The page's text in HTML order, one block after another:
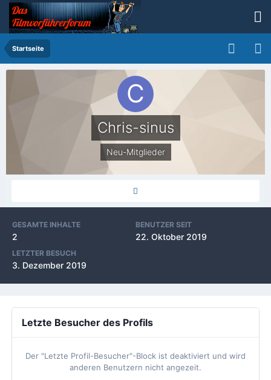
Startseite
Chris-sinus
Neu-Mitglieder
GESAMTE INHALTE
2
BENUTZER SEIT
22. Oktober 2019
LETZTER BESUCH
3. Dezember 2019
Letzte Besucher des Profils
Der "Letzte Profil-Besucher"-Block ist deaktiviert und wird
anderen Benutzern nicht angezeit.